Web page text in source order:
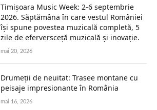
Timișoara Music Week: 2-6 septembrie
2026. Săptămâna în care vestul României
își spune povestea muzicală completă, 5
zile de eferversceță muzicală și inovație.
mai 20, 2026
Drumeții de neuitat: Trasee montane cu
peisaje impresionante în România
mai 16, 2026